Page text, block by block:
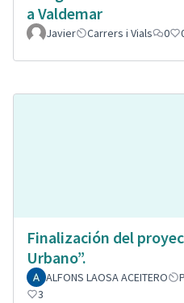
a Valdemar
Javier Carrers i Vials 0
Finalización del
Urbano”.
ALFONS LAOSA ACEITERO
3